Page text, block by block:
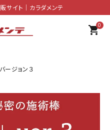
サイト│カラダメンテ
0
shopping_cart
search
ージョン３